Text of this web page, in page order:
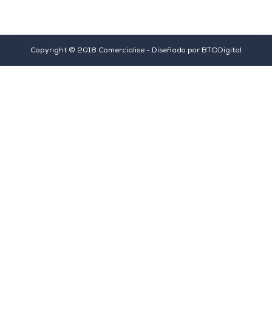
Copyright © 2018 Comercialise - Diseñado por BTODigital